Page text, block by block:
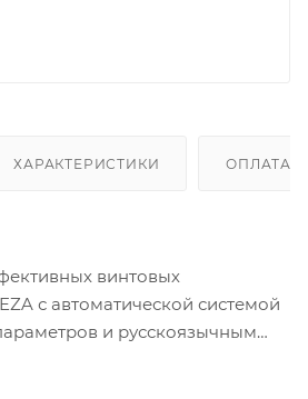
ХАРАКТЕРИСТИКИ ОПЛАТА
винтовых
с автоматической системой
и русскоязычным